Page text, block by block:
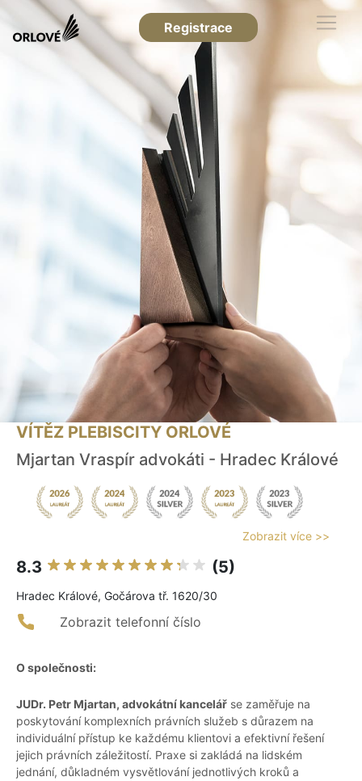
Registrace
VÍTĚZ PLEBISCITY ORLOVÉ
Mjartan Vraspír advokáti - Hradec Králové
Zobrazit více >>
8.3 (5)
Hradec Králové, Gočárova tř. 1620/30
Zobrazit telefonní číslo
O společnosti:
JUDr. Petr Mjartan, advokátní kancelář se zaměřuje na
poskytování komplexních právních služeb s důrazem na
individuální přístup ke každému klientovi a efektivní řešení
jejich právních záležitostí. Praxe si zakládá na lidském
jednání, důkladném vysvětlování jednotlivých kroků a